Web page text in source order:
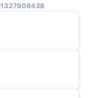
1327908438